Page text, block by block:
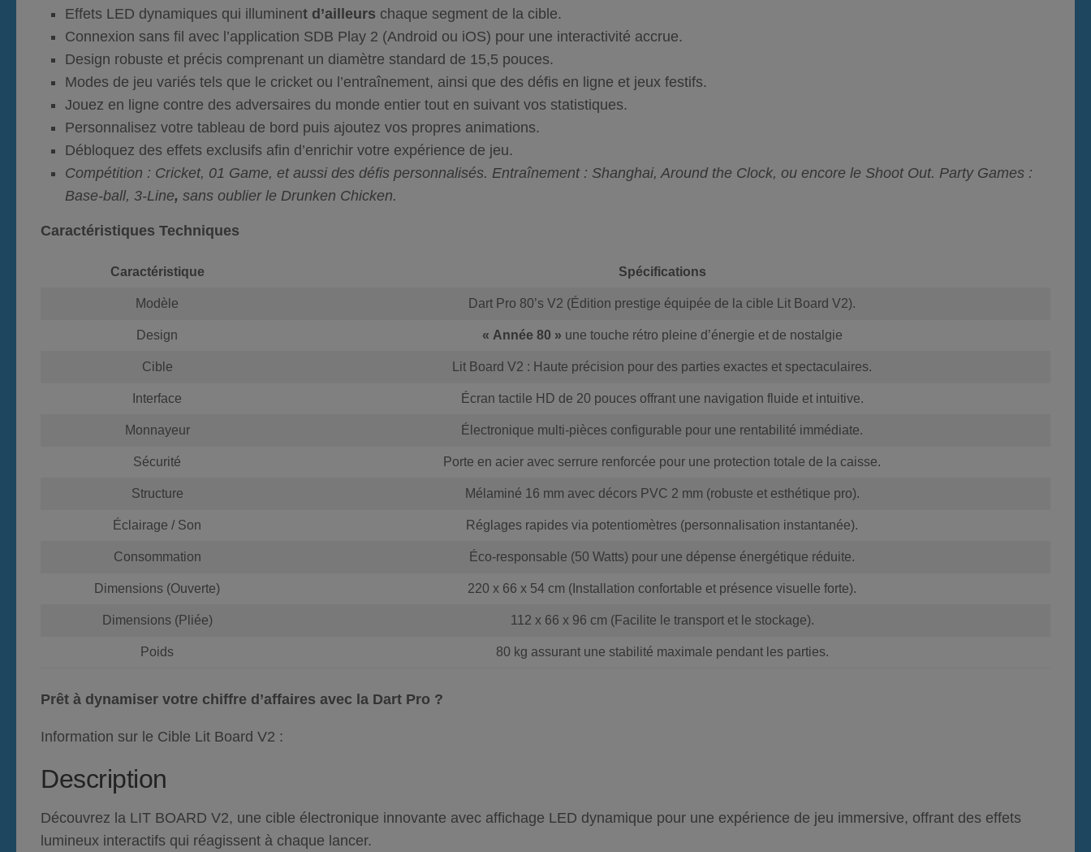
Effets LED dynamiques qui illuminent d’ailleurs chaque segment de la cible.
Connexion sans fil avec l’application SDB Play 2 (Android ou iOS) pour une interactivité accrue.
Design robuste et précis comprenant un diamètre standard de 15,5 pouces.
Modes de jeu variés tels que le cricket ou l’entraînement, ainsi que des défis en ligne et jeux festifs.
Jouez en ligne contre des adversaires du monde entier tout en suivant vos statistiques.
Personnalisez votre tableau de bord puis ajoutez vos propres animations.
Débloquez des effets exclusifs afin d’enrichir votre expérience de jeu.
Compétition : Cricket, 01 Game, et aussi des défis personnalisés. Entraînement : Shanghai, Around the Clock, ou encore le Shoot Out. Party Games :
Base-ball, 3-Line, sans oublier le Drunken Chicken.
Caractéristiques Techniques
Caractéristique Spécifications
Modèle Dart Pro 80’s V2 (Édition prestige équipée de la cible Lit Board V2).
Design « Année 80 » une touche rétro pleine d’énergie et de nostalgie
Cible Lit Board V2 : Haute précision pour des parties exactes et spectaculaires.
Interface Écran tactile HD de 20 poucesoffrant une navigation fluide et intuitive.
Monnayeur Électronique multi-pièces configurable pour une rentabilité immédiate.
Sécurité Porte en acier avec serrure renforcée pour une protection totale de la caisse.
Structure Mélaminé 16 mm avec décors PVC 2 mm (robuste et esthétique pro).
Éclairage / Son Réglages rapides via potentiomètres (personnalisation instantanée).
Consommation Éco-responsable (50 Watts) pour une dépense énergétique réduite.
Dimensions (Ouverte) 220 x 66 x 54 cm (Installation confortable et présence visuelle forte).
Dimensions (Pliée) 112 x 66 x 96 cm (Facilite le transport et le stockage).
Poids 80 kg assurant une stabilité maximale pendant les parties.
Prêt à dynamiser votre chiffre d’affaires avec la Dart Pro ?
Information sur le Cible Lit Board V2 :
Description
Découvrez la LIT BOARD V2, une cible électronique innovante avec affichage LED dynamique pour une expérience de jeu immersive, offrant des effets
lumineux interactifs qui réagissent à chaque lancer.